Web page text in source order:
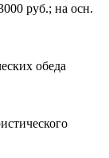
руб.; на осн.
обеда